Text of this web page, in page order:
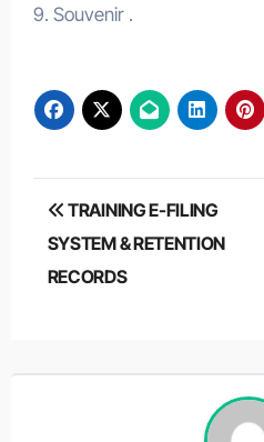
9. Souvenir .
Post
navigation
TRAINING E-FILING
SYSTEM & RETENTION
RECORDS